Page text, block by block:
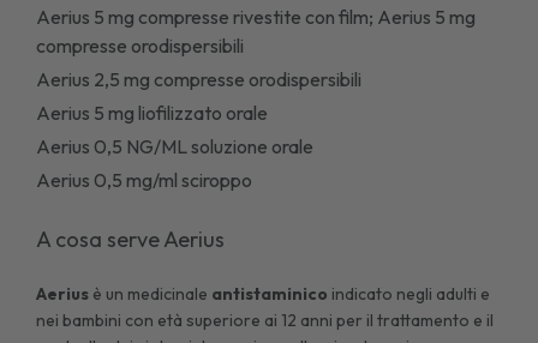
Aerius 5 mg compresse rivestite con film; Aerius 5 mg
compresse orodispersibili
Aerius 2,5 mg compresse orodispersibili
Aerius 5 mg liofilizzato orale
Aerius 0,5 NG/ML soluzione orale
Aerius 0,5 mg/ml sciroppo
A cosa serve Aerius
Aerius è un medicinale antistaminico indicato negli adulti e
nei bambini con età superiore ai 12 anni per il trattamento e il